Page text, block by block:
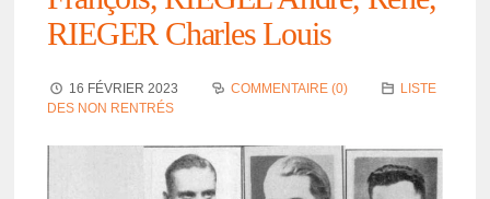
RIEGER Charles Louis
16 FÉVRIER 2023 COMMENTAIRE (0)
LISTE
DES NON RENTRÉS